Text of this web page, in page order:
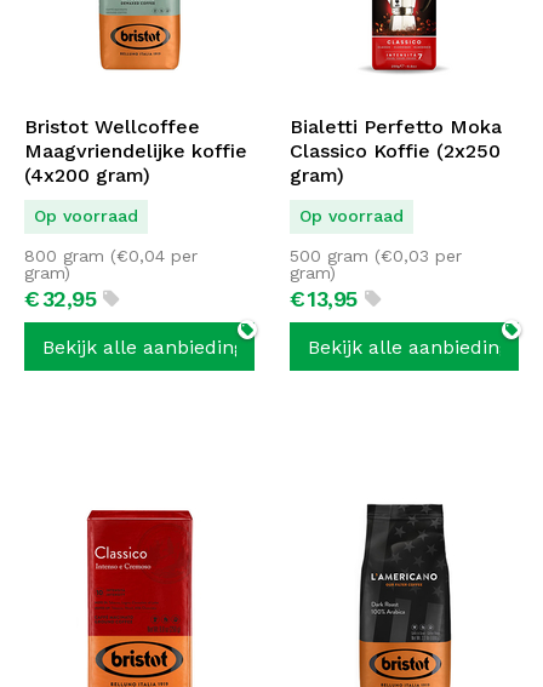
Bristot Wellcoffee
Maagvriendelijke koffie
(4x200 gram)
Op voorraad
€32,95
800 gram (€0,04 per
gram)
Bekijk alle aanbiedingen
Bialetti Perfetto Moka
Classico Koffie (2x250
gram)
Op voorraad
€13,95
500 gram (€0,03 per
gram)
Bekijk alle aanbiedingen